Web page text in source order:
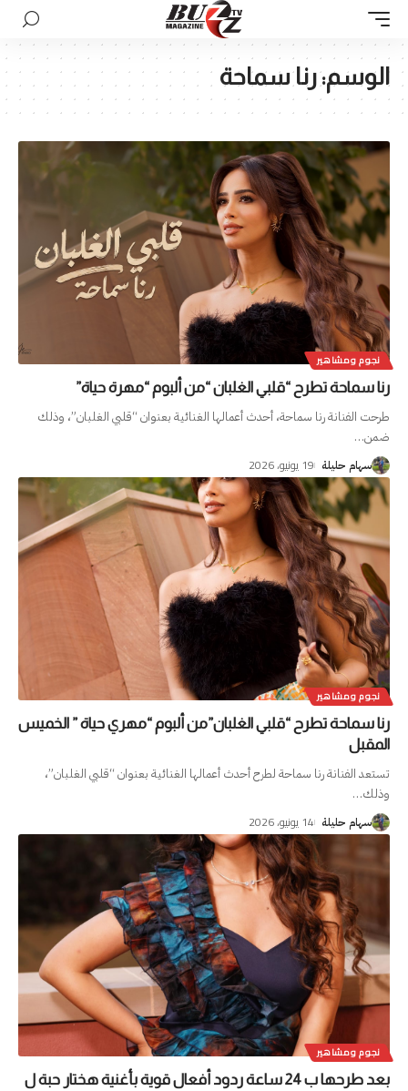
الوسم:رنا سماحة
نجوم ومشاهير
رنا سماحة تطرح “قلبي الغلبان “من ألبوم “مهرة حياة”
طرحت الفنانة رنا سماحة، أحدث أعمالها الغنائية بعنوان “قلبي الغلبان”، وذلك
ضمن…
سهام حليلة 19 يونيو، 2026
نجوم ومشاهير
رنا سماحة تطرح “قلبي الغلبان”من ألبوم “مهري حياة ” الخميس
المقبل
تستعد الفنانة رنا سماحة لطرح أحدث أعمالها الغنائية بعنوان “قلبي الغلبان”،
وذلك…
سهام حليلة 14 يونيو، 2026
نجوم ومشاهير
بعد طرحها ب 24 ساعة ردود أفعال قوية بأغنية هختار حبة ل